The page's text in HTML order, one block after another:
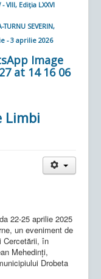
- VIII, Ediția LXXVI
TURNU SEVERIN,
- 3 aprilie 2026
Limbi
22-25 aprilie 2025
un eveniment de
Cercetării, în
Mehedinți,
Drobeta